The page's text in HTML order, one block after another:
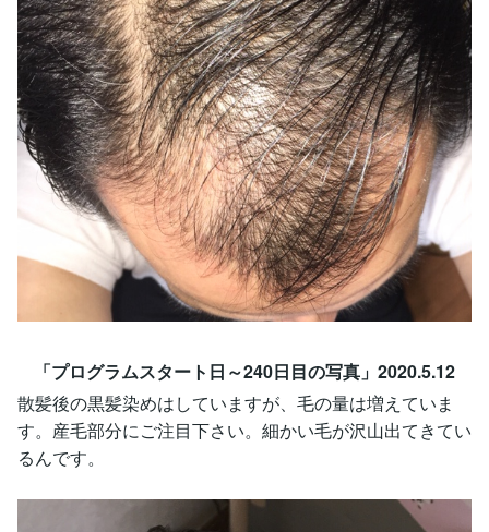
「プログラムスタート日～240日目の写真」2020.5.12
散髪後の黒髪染めはしていますが、毛の量は増えていま
す。産毛部分にご注目下さい。細かい毛が沢山出てきてい
るんです。